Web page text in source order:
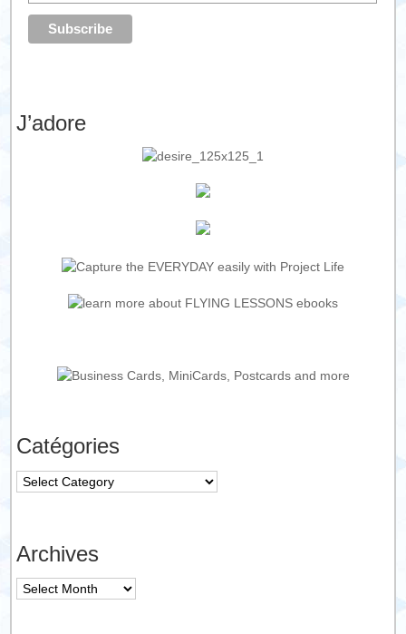
J’adore
Catégories
Catégories
Archives
Archives